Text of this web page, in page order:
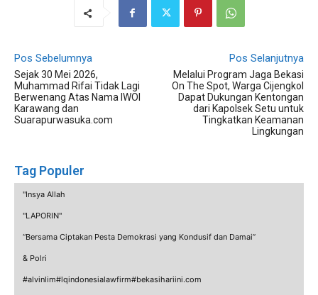
Pos Sebelumnya
Sejak 30 Mei 2026,
Muhammad Rifai Tidak Lagi
Berwenang Atas Nama IWOI
Karawang dan
Suarapurwasuka.com
Pos Selanjutnya
Melalui Program Jaga Bekasi
On The Spot, Warga Cijengkol
Dapat Dukungan Kentongan
dari Kapolsek Setu untuk
Tingkatkan Keamanan
Lingkungan
Tag Populer
"Insya Allah
"LAPORIN"
“Bersama Ciptakan Pesta Demokrasi yang Kondusif dan Damai”
& Polri
#alvinlim#lqindonesialawfirm#bekasihariini.com